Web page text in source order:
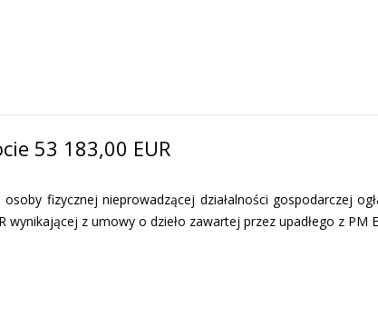
53 183,00 EUR
osoby fizycznej nieprowadzącej działalności gospodarczej
wynikającej z umowy o dzieło zawartej przez upadłego z